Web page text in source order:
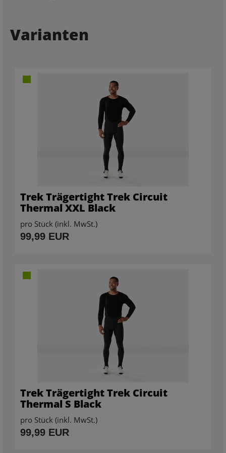
Varianten
Trek Trägertight Trek Circuit
Thermal XXL Black
pro Stück (inkl. MwSt.)
99,99 EUR
Trek Trägertight Trek Circuit
Thermal S Black
pro Stück (inkl. MwSt.)
99,99 EUR